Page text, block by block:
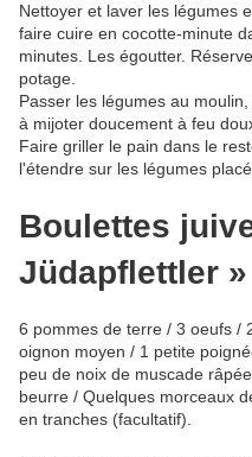
Nettoyer et laver les légumes
faire cuire en cocotte-minute
minutes. Les égoutter.
potage.
Passer les légumes au
à mijoter doucement à feu
Faire griller le pain dans le
l'étendre sur les légumes
Boulettes
Jüdapflettler »
6 pommes de terre / 3 oeufs /
oignon moyen / 1 petite
peu de noix de muscade
beurre / Quelques morceaux
en tranches (facultatif).